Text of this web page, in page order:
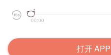
00:00
打开